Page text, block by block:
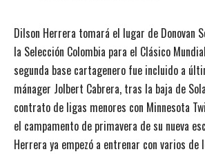
Dilson Herrera tomará el lugar de Donovan
la Selección Colombia para el Clásico
segunda base cartagenero fue incluido a
mánager Jolbert Cabrera, tras la baja de
contrato de ligas menores con Minnesota
el campamento de primavera de su nueva
Herrera ya empezó a entrenar con varios de